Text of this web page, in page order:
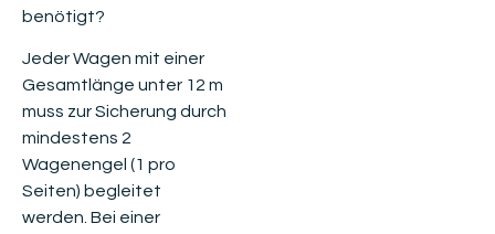
benötigt?
Jeder Wagen mit einer
Gesamtlänge unter 12 m
muss zur Sicherung durch
mindestens 2
Wagenengel (1 pro
Seiten) begleitet
werden. Bei einer